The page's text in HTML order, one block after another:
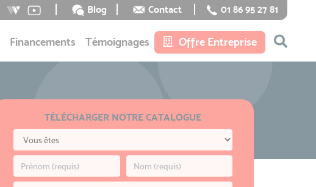
Blog Contact 01 86 95 27 81
Financements Témoignages Offre Entreprise
TÉLÉCHARGER NOTRE CATALOGUE